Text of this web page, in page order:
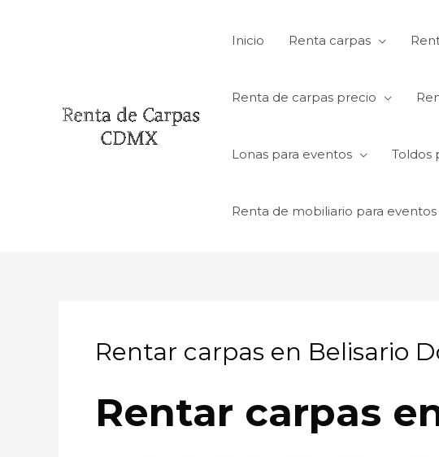
Inicio Renta carpas
Renta de carpas precio
Lonas para eventos Toldos
Renta de mobiliario para eventos
Rentar carpas en Belisario
Rentar carpas